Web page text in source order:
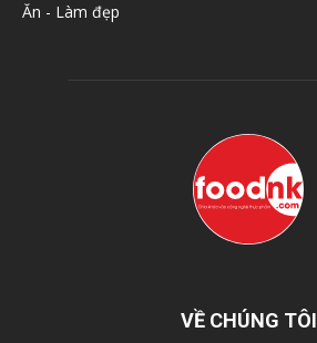
Ăn - Làm đẹp
VỀ CHÚNG TÔI